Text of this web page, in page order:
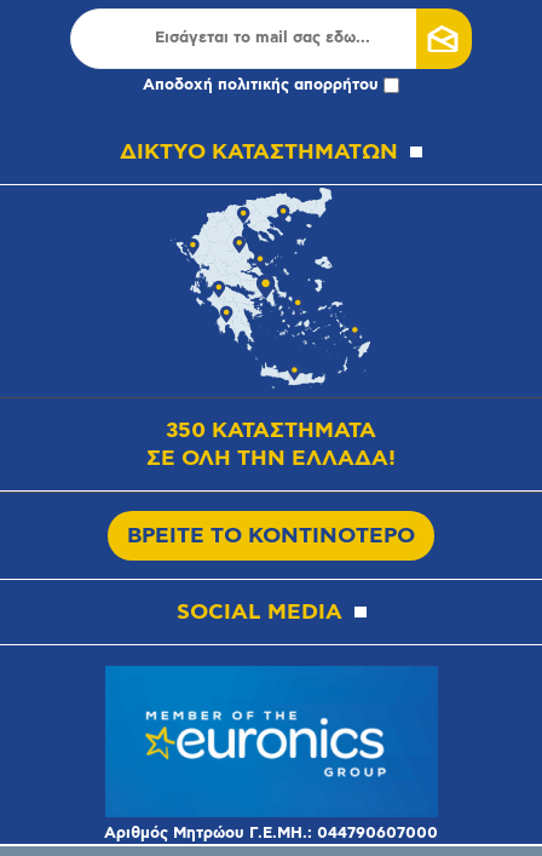
Αποδοχή πολιτικής απορρήτου
ΔΙΚΤΥΟ ΚΑΤΑΣΤΗΜΑΤΩΝ
350 ΚΑΤΑΣΤΗΜΑΤΑ
ΣΕ ΟΛΗ ΤΗΝ ΕΛΛΑΔΑ!
ΒΡΕΙΤΕ ΤΟ ΚΟΝΤΙΝΟΤΕΡΟ
SOCIAL MEDIA